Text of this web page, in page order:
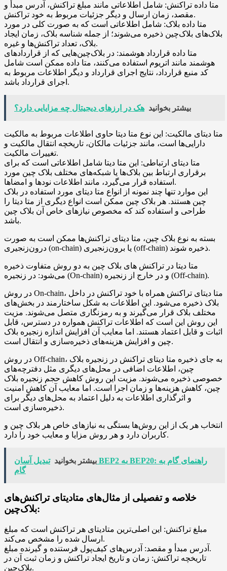
متا داده تراکنش: شامل اطلاعاتی مانند مبلغ تراکنش، آدرس مبدأ و
مقصد، زمان ارسال و دیگر جزئیات مربوط به خود تراکنش.
متا داده بلاک: شامل اطلاعاتی است که به صورت کلی در مورد
بلاک‌های بلاک‌چین ذخیره می‌شوند؛ از جمله شناسه بلاک، زمان ایجاد
بلاک، تعداد تراکنش‌ها و غیره.
متا داده قرارداد هوشمند: در بلاک‌چین‌هایی که از قراردادهای
هوشمند مانند اتریوم استفاده می‌کنند، متا داده ممکن است شامل
کد منبع قرارداد، نتایج اجرای قرارداد و دیگر اطلاعات مربوط به
اجرای قرارداد باشد.
بیشتر بخوانید هک در ارزهای دیجیتال چه مزایایی دارد؟
متا دیتای مالکیت: این نوع متا دیتا حاوی اطلاعات مربوط به مالکیت
دارایی‌ها است، مانند جزئیات مالکان، تاریخچه انتقال مالکیت و
تغییرات مالکیت.
متا دیتای ارتباطی: این متا دیتا شامل اطلاعاتی است که برای
برقراری ارتباط بین بلاک‌ها یا شبکه‌های مختلف بلاک چین مورد
استفاده قرار می‌گیرد، مانند اطلاعات نود‌ها و امضاها.
این موارد تنها چند نمونه از انواع متا دیتای مورد استفاده در بلاک
چین هستند. هر بلاک چین ممکن است انواع دیگری از متا دیتا را
طراحی و استفاده کند که مخصوص نیازهای خاص آن بلاک چین
باشد.
بسته به نوع بلاک چین، متا دیتای تراکنش‌ها ممکن است به صورت
درون‌زنجیری (on-chain) یا برون‌زنجیری (off-chain) ذخیره شوند.
متا دیتا در تراکنش های بلاک چین به دو روش متفاوت ذخیره
می‌شود: در زنجیره (On-chain) و در خارج از زنجیره (Off-chain).
در روش On-chain، متا دیتای تراکنش همراه با خود تراکنش در داخل
بلاک ذخیره می‌شود. این اطلاعات به شکل ساختارمند در بخش‌های
مختلف بلاک قرار می‌گیرند و به رمزنگاری متصل می‌شوند. مزیت
این روش این است که اطلاعات تراکنش همواره در دسترس، قابل
اثبات و قابل اعتماد هستند. اما معایب آن افزایش اندازه زنجیره بلاک
چین و افزایش هزینه‌های ذخیره‌سازی و انتقال است.
در روش Off-chain، به جای ذخیره متا دیتای تراکنش در زنجیره بلاک
چین، اطلاعات اضافی در محل‌های دیگری مثل دفترچه‌های
خصوصی ذخیره می‌شوند. مزیت این روش کاهش حجم زنجیره بلاک
چین، کاهش هزینه‌ها و زمان اجرا است. اما معایب آن کاهش امنیت
و اثرگذاری اطلاعات به دلیل اعتماد به محل‌های دیگر برای
ذخیره‌سازی است.
انتخاب هر یک از این روش‌ها بستگی به نیازهای خاص هر بلاک چین و
کاربران دارد و هر روش مزایا و معایب خود را دارد.
بیشتر بخوانید تبدیل آسان BEP2 به BEP20: راهنمای گام به
گام
خلاصه و تفصیلی از مثال‌های متادیتای تراکنش‌های
بلاک‌چین:
مبلغ تراکنش: این اصلی‌ترین متادیتای هر تراکنش است که مبلغ
ارسال شده را مشخص می‌کند.
آدرس مبدأ و مقصد: آدرس‌های کیف‌پول فرستنده و گیرنده مبلغ.
تاریخچه تراکنش: زمان و تاریخ ایجاد تراکنش و زمان ثبت آن در
بلاک‌چین.